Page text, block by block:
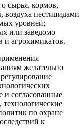
сырья, кормов,
пестицидами
уровней;
или заведомо
и агрохимикатов.
желательно
согласованные
по охране
к